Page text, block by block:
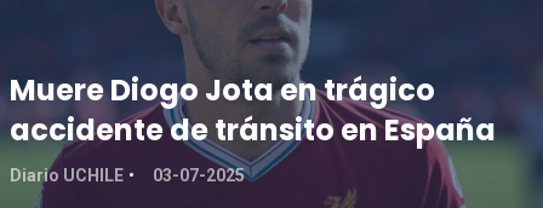
Muere Diogo Jota en trágico
accidente de tránsito en España
Diario UCHILE 03-07-2025